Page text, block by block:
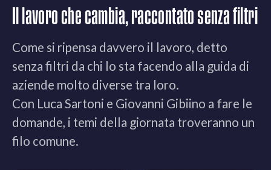
Il lavoro che cambia, raccontato senza filtri
Come si ripensa davvero il lavoro, detto
senza filtri da chi lo sta facendo alla guida di
aziende molto diverse tra loro.
Con Luca Sartoni e Giovanni Gibiino a fare le
domande, i temi della giornata troveranno un
filo comune.